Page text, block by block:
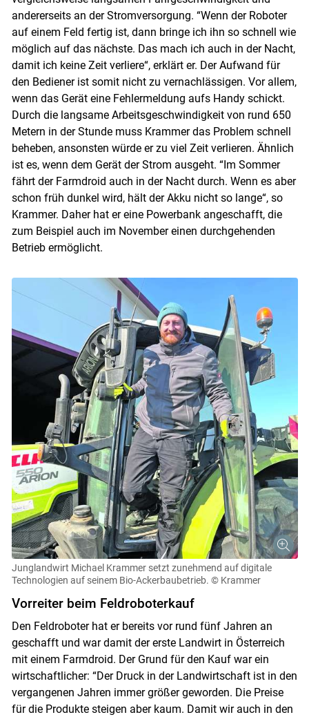
Skip to main content
andererseits an der Stromversorgung. “Wenn der Roboter
auf einem Feld fertig ist, dann bringe ich ihn so schnell wie
möglich auf das nächste. Das mach ich auch in der Nacht,
damit ich keine Zeit verliere“, erklärt er. Der Aufwand für
den Bediener ist somit nicht zu vernachlässigen. Vor allem,
wenn das Gerät eine Fehlermeldung aufs Handy schickt.
Durch die langsame Arbeitsgeschwindigkeit von rund 650
Metern in der Stunde muss Krammer das Problem schnell
beheben, ansonsten würde er zu viel Zeit verlieren. Ähnlich
ist es, wenn dem Gerät der Strom ausgeht. “Im Sommer
fährt der Farmdroid auch in der Nacht durch. Wenn es aber
schon früh dunkel wird, hält der Akku nicht so lange“, so
Krammer. Daher hat er eine Powerbank angeschafft, die
zum Beispiel auch im November einen durchgehenden
Betrieb ermöglicht.
Junglandwirt Michael Krammer setzt zunehmend auf digitale
Technologien auf seinem Bio-Ackerbaubetrieb. © Krammer
Vorreiter beim Feldroboterkauf
Den Feldroboter hat er bereits vor rund fünf Jahren an
geschafft und war damit der erste Landwirt in Österreich
mit einem Farmdroid. Der Grund für den Kauf war ein
wirtschaftlicher: “Der Druck in der Landwirtschaft ist in den
vergangenen Jahren immer größer geworden. Die Preise
für die Produkte steigen aber kaum. Damit wir auch in den